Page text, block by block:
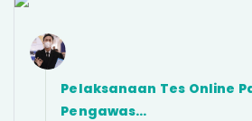
Pelaksanaan Tes Online
Pengawas…